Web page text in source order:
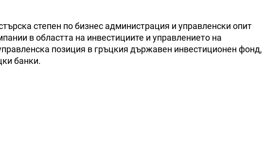
степен по бизнес администрация и управленски опит
в областта на инвестициите и управлението на
позиция в гръцкия държавен инвестиционен фонд,
банки.